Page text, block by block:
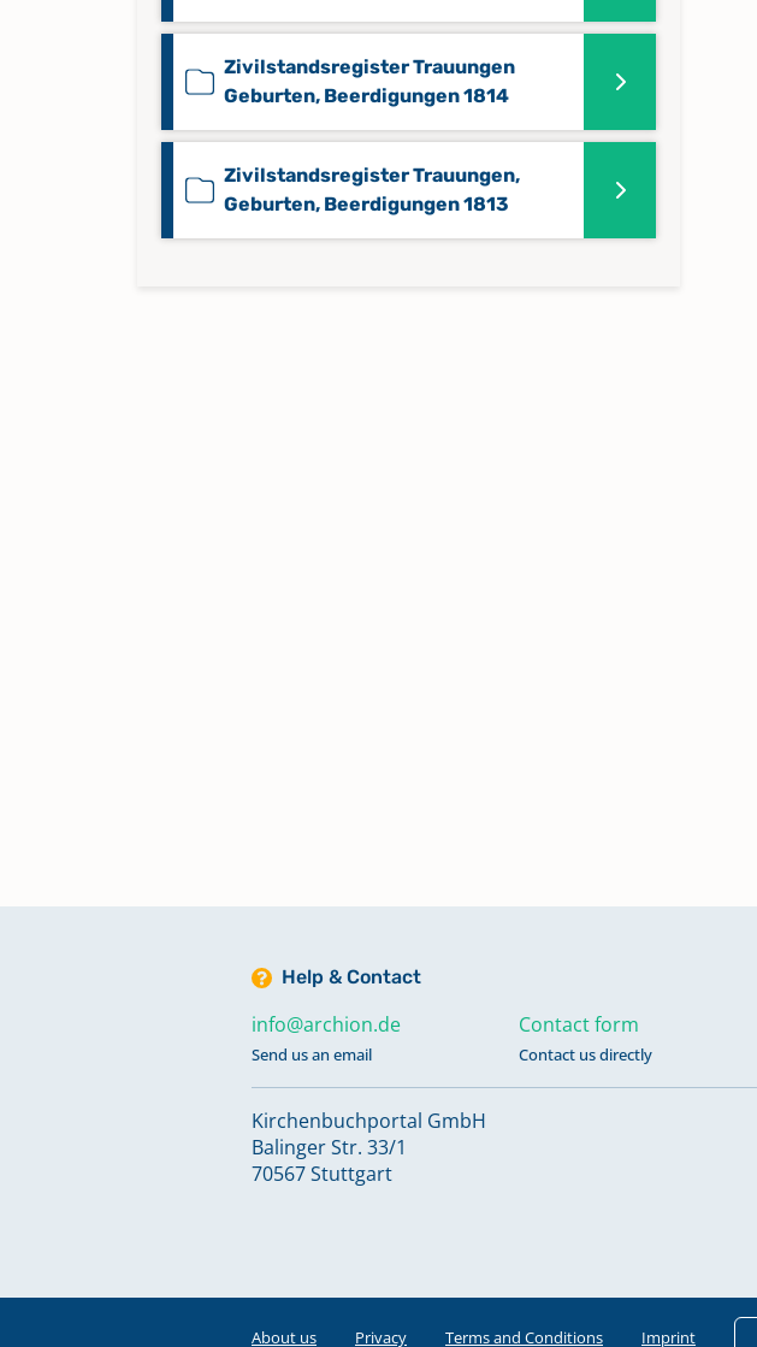
Zivilstandsregister Trauungen
Geburten, Beerdigungen 1814
Zivilstandsregister Trauungen,
Geburten, Beerdigungen 1813
Help & Contact
info@archion.de
Send us an email
Contact form
Contact us directly
Kirchenbuchportal GmbH
Balinger Str. 33/1
70567 Stuttgart
About us Privacy Terms and Conditions Imprint